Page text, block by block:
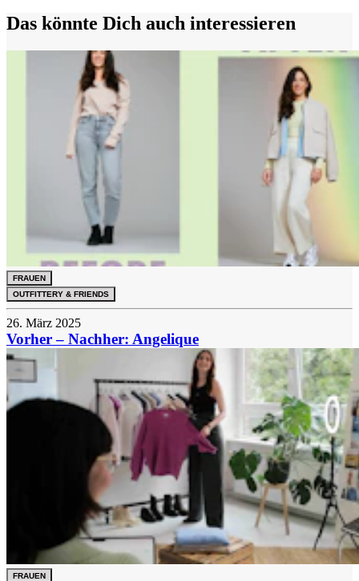
Das könnte Dich auch interessieren
FRAUEN
OUTFITTERY & FRIENDS
26. März 2025
Vorher – Nachher: Angelique
FRAUEN